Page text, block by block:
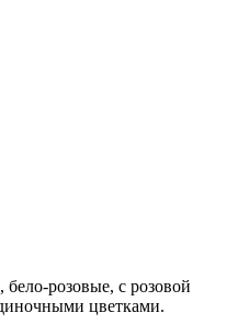
розовые, с розовой
цветками.